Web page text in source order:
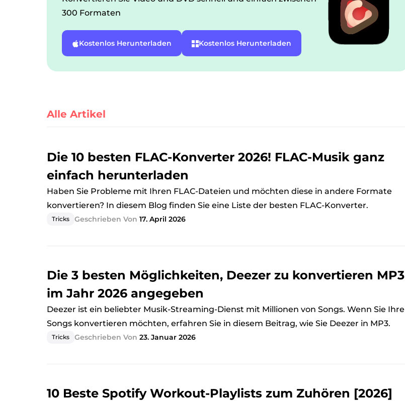
300 Formaten
Kostenlos Herunterladen Kostenlos Herunterladen
Alle Artikel
Die 10 besten FLAC-Konverter 2026! FLAC-Musik ganz
einfach herunterladen
Haben Sie Probleme mit Ihren FLAC-Dateien und möchten diese in andere Formate
konvertieren? In diesem Blog finden Sie eine Liste der besten FLAC-Konverter.
Tricks Geschrieben Von 17. April 2026
Die 3 besten Möglichkeiten, Deezer zu konvertieren MP3
im Jahr 2026 angegeben
Deezer ist ein beliebter Musik-Streaming-Dienst mit Millionen von Songs. Wenn Sie Ihre
Songs konvertieren möchten, erfahren Sie in diesem Beitrag, wie Sie Deezer in MP3.
Tricks Geschrieben Von 23. Januar 2026
10 Beste Spotify Workout-Playlists zum Zuhören [2026]